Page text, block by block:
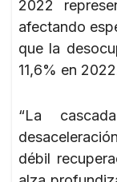
2022
afectando
que la
11,6% en
“La
débil